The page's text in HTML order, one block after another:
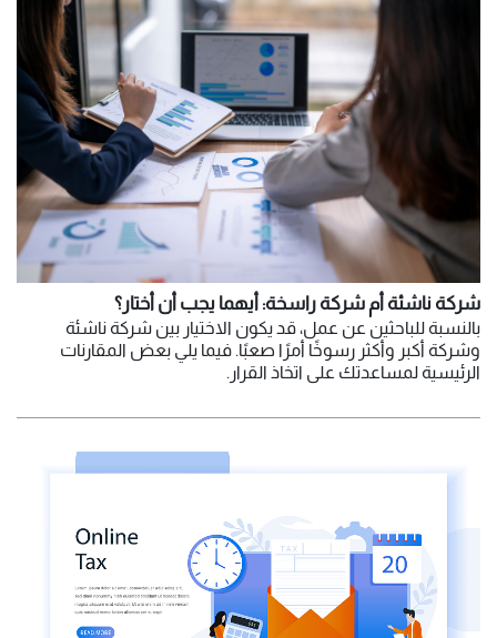
شركة ناشئة أم شركة راسخة: أيهما يجب أن أختار؟
بالنسبة للباحثين عن عمل، قد يكون الاختيار بين شركة ناشئة
وشركة أكبر وأكثر رسوخًا أمرًا صعبًا. فيما يلي بعض المقارنات
الرئيسية لمساعدتك على اتخاذ القرار.